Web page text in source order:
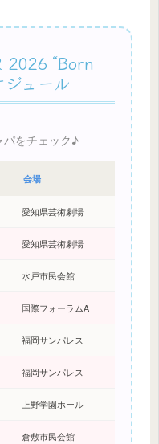
2026 “Born
ュール
パをチェック♪
会場
愛知県芸術劇場
愛知県芸術劇場
水戸市民会館
国際フォーラムA
福岡サンパレス
福岡サンパレス
上野学園ホール
倉敷市民会館